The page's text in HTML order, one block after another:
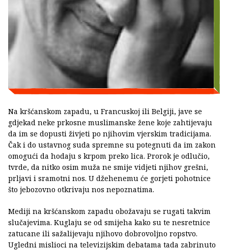
Na kršćanskom zapadu, u Francuskoj ili Belgiji, jave se
gdjekad neke prkosne muslimanske žene koje zahtijevaju
da im se dopusti živjeti po njihovim vjerskim tradicijama.
Čak i do ustavnog suda spremne su potegnuti da im zakon
omogući da hodaju s krpom preko lica. Prorok je odlučio,
tvrde, da nitko osim muža ne smije vidjeti njihov grešni,
prljavi i sramotni nos. U džehenemu će gorjeti pohotnice
što jebozovno otkrivaju nos nepoznatima.
Mediji na kršćanskom zapadu obožavaju se rugati takvim
slučajevima. Kuglaju se od smijeha kako su te nesretnice
zatucane ili sažalijevaju njihovo dobrovoljno ropstvo.
Ugledni mislioci na televizijskim debatama tada zabrinuto